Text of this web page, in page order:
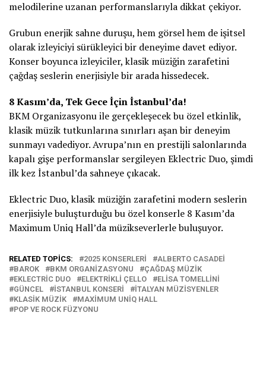
melodilerine uzanan performanslarıyla dikkat çekiyor.
Grubun enerjik sahne duruşu, hem görsel hem de işitsel
olarak izleyiciyi sürükleyici bir deneyime davet ediyor.
Konser boyunca izleyiciler, klasik müziğin zarafetini
çağdaş seslerin enerjisiyle bir arada hissedecek.
8 Kasım’da, Tek Gece İçin İstanbul’da!
BKM Organizasyonu ile gerçekleşecek bu özel etkinlik,
klasik müzik tutkunlarına sınırları aşan bir deneyim
sunmayı vadediyor. Avrupa’nın en prestijli salonlarında
kapalı gişe performanslar sergileyen Eklectric Duo, şimdi
ilk kez İstanbul’da sahneye çıkacak.
Eklectric Duo, klasik müziğin zarafetini modern seslerin
enerjisiyle buluşturduğu bu özel konserle 8 Kasım’da
Maximum Uniq Hall’da müzikseverlerle buluşuyor.
RELATED TOPICS: 2025 KONSERLERI
ALBERTO CASADEI
BAROK
BKM ORGANIZASYONU
ÇAĞDAŞ MÜZIK
EKLECTRIC DUO
ELEKTRIKLI ÇELLO
ELISA TOMELLINI
GÜNCEL
İSTANBUL KONSERI
İTALYAN MÜZISYENLER
KLASIK MÜZIK
MAXIMUM UNIQ HALL
POP VE ROCK FÜZYONU